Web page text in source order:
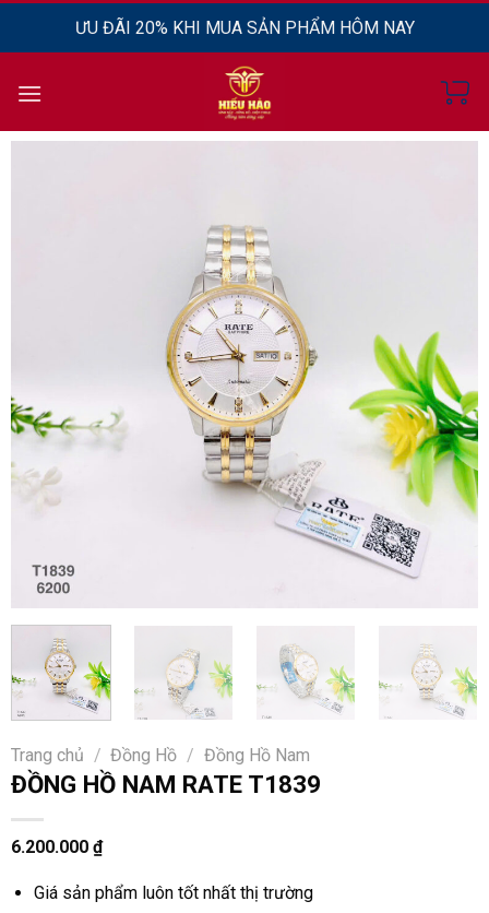
dung
ƯU ĐÃI 20% KHI MUA SẢN PHẨM HÔM NAY
Trang chủ / Đồng Hồ / Đồng Hồ Nam
ĐỒNG HỒ NAM RATE T1839
6.200.000 ₫
Giá sản phẩm luôn tốt nhất thị trường